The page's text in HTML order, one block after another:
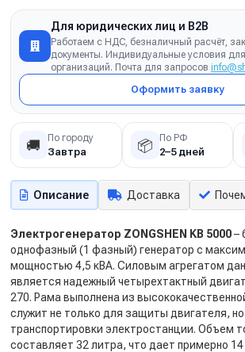
Для юридических лиц и B2B
Работаем с НДС, безналичный расчёт,
документы. Индивидуальные условия
организаций. Почта для запросов
Оформить заявку
🚚 По городу
Завтра 📦 По РФ
2–5 дней
Описание Доставка
Электрогенератор ZONGSHEN KB 5000–
однофазный (1 фазный) генератор с
мощностью 4,5 кВА. Силовым агрегатом
является надежный четырехтактный
270. Рама выполнена из
служит не только для защиты двигателя,
транспортировки электростанции. Объем
составляет 32 литра, что дает примерно 14